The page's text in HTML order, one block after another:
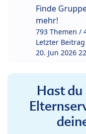
Finde
mehr!
793 Themen /
Letzter
20. Jun 2026
Hast du